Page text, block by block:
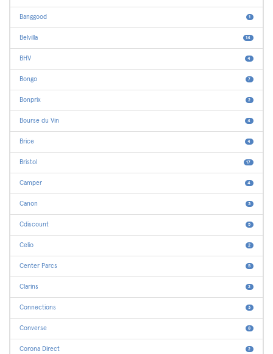
Banggood 1
Belvilla 14
BHV 4
Bongo 7
Bonprix 2
Bourse du Vin 4
Brice 4
Bristol 17
Camper 4
Canon 3
Cdiscount 5
Celio 2
Center Parcs 5
Clarins 2
Connections 3
Converse 8
Corona Direct 2